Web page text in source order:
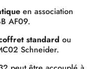
en association
AF09.
standard ou
Schneider.